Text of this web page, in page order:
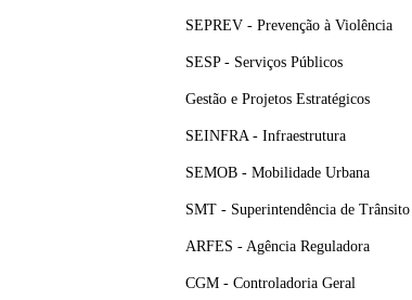
SEPREV - Prevenção à Violência
SESP - Serviços Públicos
Gestão e Projetos Estratégicos
SEINFRA - Infraestrutura
SEMOB - Mobilidade Urbana
SMT - Superintendência de Trânsito
ARFES - Agência Reguladora
CGM - Controladoria Geral